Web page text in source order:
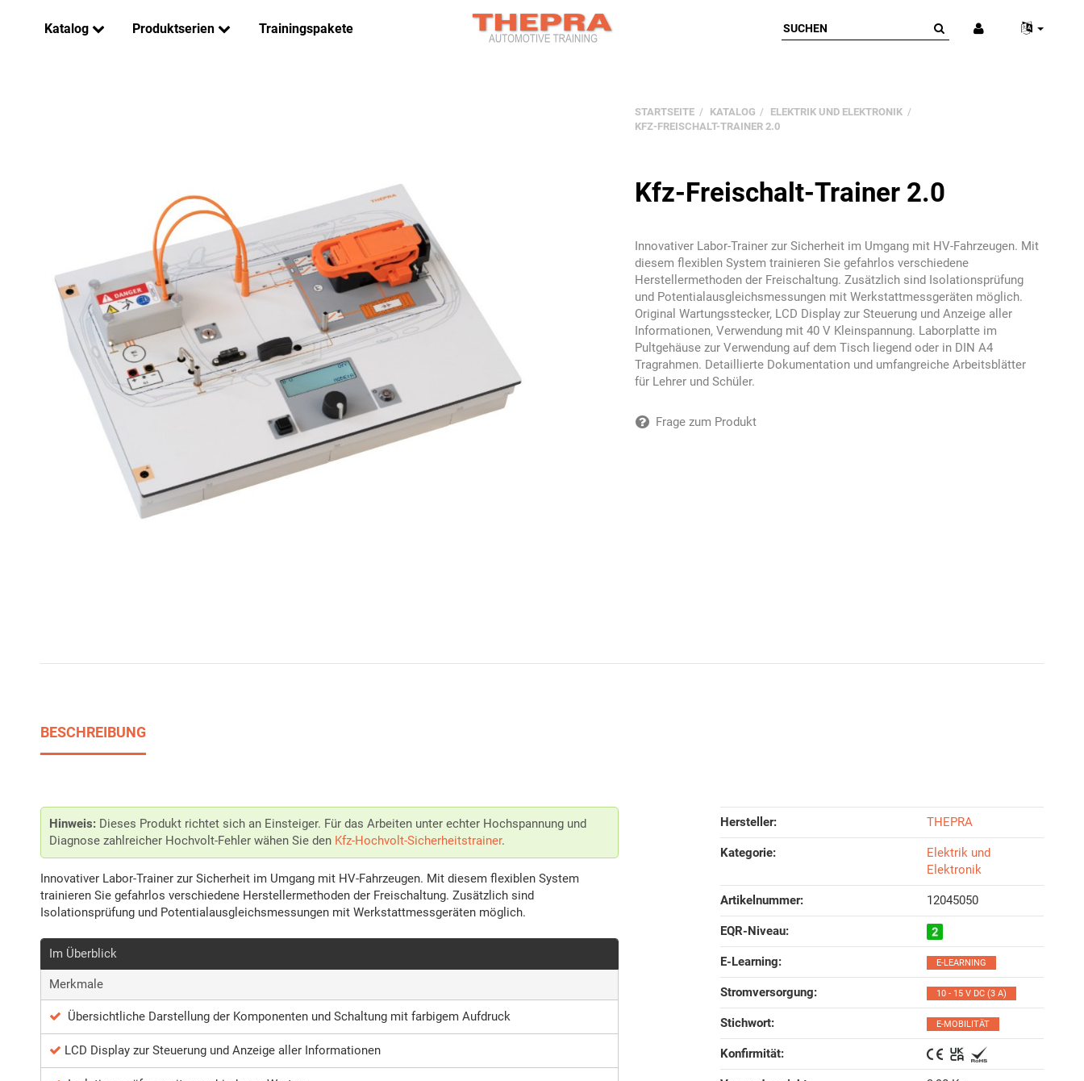
Katalog Produktserien Trainingspakete
STARTSEITE KATALOG
ELEKTRIK UND ELEKTRONIK
KFZ-FREISCHALT-TRAINER 2.0
Kfz-Freischalt-Trainer 2.0
Innovativer Labor-Trainer zur Sicherheit im Umgang mit HV-Fahrzeugen. Mit
diesem flexiblen System trainieren Sie gefahrlos verschiedene
Herstellermethoden der Freischaltung. Zusätzlich sind Isolationsprüfung
und Potentialausgleichsmessungen mit Werkstattmessgeräten möglich.
Original Wartungsstecker, LCD Display zur Steuerung und Anzeige aller
Informationen, Verwendung mit 40 V Kleinspannung. Laborplatte im
Pultgehäuse zur Verwendung auf dem Tisch liegend oder in DIN A4
Tragrahmen. Detaillierte Dokumentation und umfangreiche Arbeitsblätter
für Lehrer und Schüler.
Frage zum Produkt
BESCHREIBUNG
Hinweis: Dieses Produkt richtet sich an Einsteiger. Für das Arbeiten unter echter Hochspannung und
Diagnose zahlreicher Hochvolt-Fehler wähen Sie den Kfz-Hochvolt-Sicherheitstrainer.
Innovativer Labor-Trainer zur Sicherheit im Umgang mit HV-Fahrzeugen. Mit diesem flexiblen System
trainieren Sie gefahrlos verschiedene Herstellermethoden der Freischaltung. Zusätzlich sind
Isolationsprüfung und Potentialausgleichsmessungen mit Werkstattmessgeräten möglich.
Im Überblick
Merkmale
Übersichtliche Darstellung der Komponenten und Schaltung mit farbigem Aufdruck
LCD Display zur Steuerung und Anzeige aller Informationen
Hersteller: THEPRA
Kategorie:
Elektrik und
Elektronik
Artikelnummer: 12045050
EQR-Niveau‍:
E-Learning‍: E-LEARNING
Stromversorgung‍: 10 - 15 V DC (3 A)
Stichwort‍: E-MOBILITÄT
Konfirmität‍: